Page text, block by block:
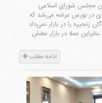
مجلس شورای اسلامی
در بورس عرضه می‌شد که
زنجیره را در بازار نمی‌داد
بنابراین عملا در بازار عطش
ادامه مطلب